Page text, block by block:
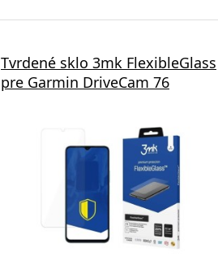
Tvrdené sklo 3mk FlexibleGlass
pre Garmin DriveCam 76